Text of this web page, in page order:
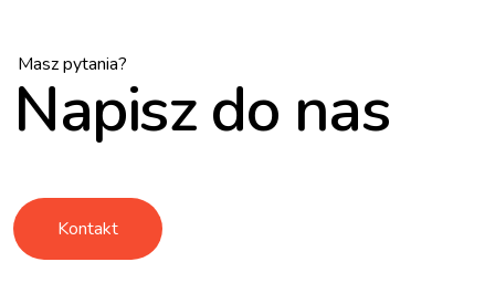
Masz pytania?
Napisz do nas
Kontakt